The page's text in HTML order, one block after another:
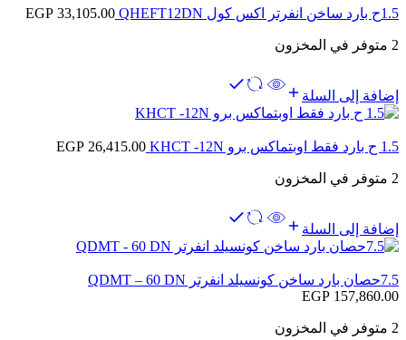
1.5ح بارد ساخن انفرتر اكس كول QHEFT12DN EGP 33,105.00
2 متوفر في المخزون
إضافة إلى السلة
1.5 ح بارد فقط اوبتماكس برو KHCT -12N EGP 26,415.00
2 متوفر في المخزون
إضافة إلى السلة
7.5حصان بارد ساخن كونسيلد انفرتر QDMT – 60 DN
EGP 157,860.00
2 متوفر في المخزون